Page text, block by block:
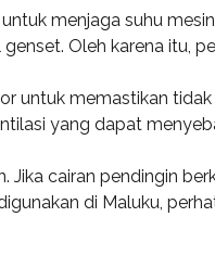
menjaga suhu
Oleh karena itu,
untuk memastikan
yang dapat
Jika cairan pendingin
di Maluku,